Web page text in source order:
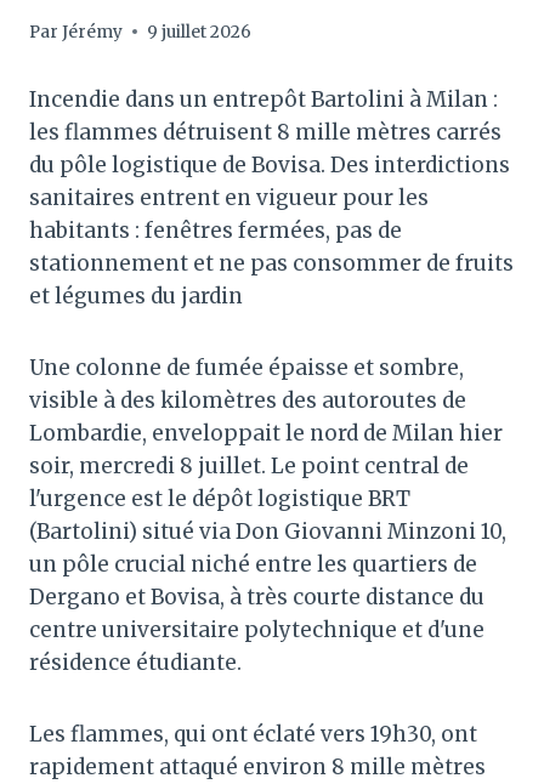
Par Jérémy 9 juillet 2026
Incendie dans un entrepôt Bartolini à Milan :
les flammes détruisent 8 mille mètres carrés
du pôle logistique de Bovisa. Des interdictions
sanitaires entrent en vigueur pour les
habitants : fenêtres fermées, pas de
stationnement et ne pas consommer de fruits
et légumes du jardin
Une colonne de fumée épaisse et sombre,
visible à des kilomètres des autoroutes de
Lombardie, enveloppait le nord de Milan hier
soir, mercredi 8 juillet. Le point central de
l'urgence est le dépôt logistique BRT
(Bartolini) situé via Don Giovanni Minzoni 10,
un pôle crucial niché entre les quartiers de
Dergano et Bovisa, à très courte distance du
centre universitaire polytechnique et d'une
résidence étudiante.
Les flammes, qui ont éclaté vers 19h30, ont
rapidement attaqué environ 8 mille mètres